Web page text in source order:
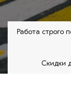
Работа строго
Скидки